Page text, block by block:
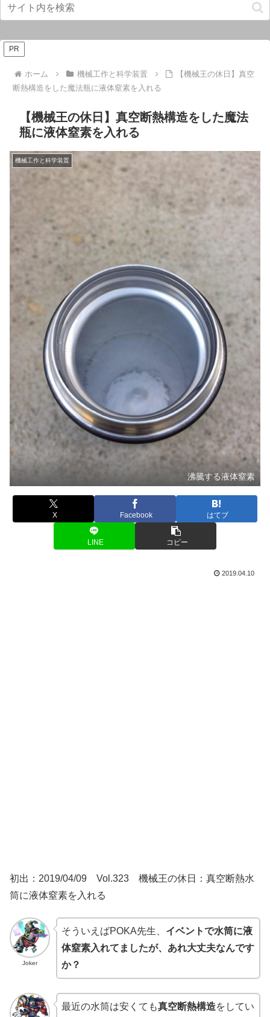
PR
ホーム 機械工作と科学装置
【機械王の休日】真空
断熱構造をした魔法瓶に液体窒素を入れる
【機械王の休日】真空断熱構造をした魔法
瓶に液体窒素を入れる
機械工作と科学装置
沸騰する液体窒素
X Facebook はてブ
LINE コピー
2019.04.10
初出：2019/04/09 Vol.323 機械王の休日：真空断熱水
筒に液体窒素を入れる
Joker
そういえばPOKA先生、 イベントで水筒に液
体窒素入れてましたが、あれ大丈夫なんです
か？
最近の水筒は安くても真空断熱構造をしてい